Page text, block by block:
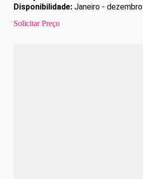
Disponibilidade:Janeiro - dezembro
Solicitar Preço